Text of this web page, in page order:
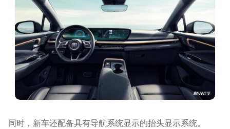
同时，新车还配备具有导航系统显示的抬头显示系统。